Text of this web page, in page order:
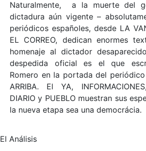
Naturalmente, a la muerte del
dictadura aún vigente –
periódicos españoles, desde LA
EL CORREO, dedican enormes
homenaje al dictador
despedida oficial es el que
Romero en la portada del
ARRIBA. El YA,
DIARIO y PUEBLO muestran sus
la nueva etapa sea una democrácia.
El Análisis